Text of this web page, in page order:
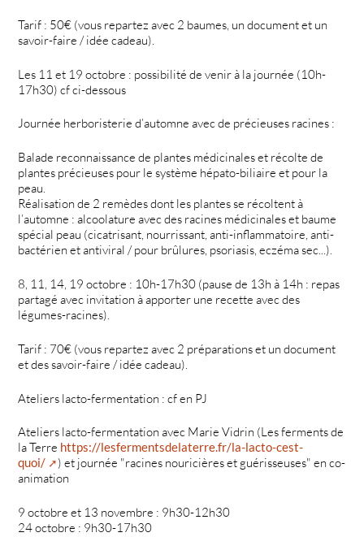
Tarif : 50€ (vous repartez avec 2 baumes, un document et un
savoir-faire / idée cadeau).
Les 11 et 19 octobre : possibilité de venir à la journée (10h-
17h30) cf ci-dessous
Journée herboristerie d’automne avec de précieuses racines :
Balade reconnaissance de plantes médicinales et récolte de
plantes précieuses pour le système hépato-biliaire et pour la
peau.
Réalisation de 2 remèdes dont les plantes se récoltent à
l’automne : alcoolature avec des racines médicinales et baume
spécial peau (cicatrisant, nourrissant, anti-inflammatoire, anti-
bactérien et antiviral / pour brûlures, psoriasis, eczéma sec...).
8, 11, 14, 19 octobre : 10h-17h30 (pause de 13h à 14h : repas
partagé avec invitation à apporter une recette avec des
légumes-racines).
Tarif : 70€ (vous repartez avec 2 préparations et un document
et des savoir-faire / idée cadeau).
Ateliers lacto-fermentation : cf en PJ
Ateliers lacto-fermentation avec Marie Vidrin (Les ferments de
la Terre https://lesfermentsdelaterre.fr/la-lacto-cest-
quoi/
) et journée "racines nouricières et guérisseuses" en co-
animation
9 octobre et 13 novembre : 9h30-12h30
24 octobre : 9h30-17h30